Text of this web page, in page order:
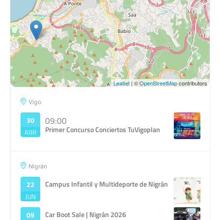
Leaflet| ©OpenStreetMapcontributors
Vigo
ABR
30 09:00
Primer Concurso Conciertos TuVigoplan
Nigrán
JUN
22 Campus Infantil y Multideporte de Nigrán
09 Car Boot Sale | Nigrán 2026